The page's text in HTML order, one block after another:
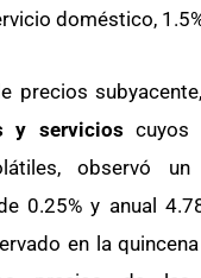
doméstico,
precios
y servicios cuyos
observó un
0.25% y anual
en la